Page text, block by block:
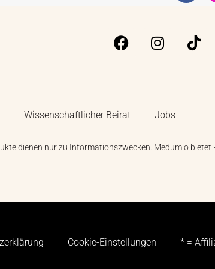
Wissenschaftlicher Beirat Jobs
dienen nur zu Informationszwecken. Medumio bietet
Cookie-Einstellungen * =